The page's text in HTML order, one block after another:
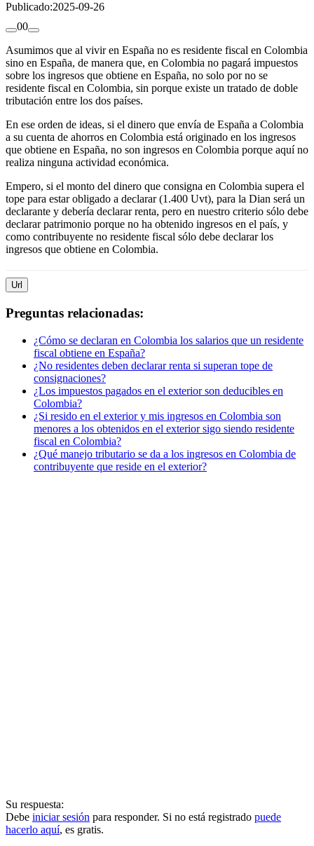
Publicado:2025-09-26
00
Asumimos que al vivir en España no es residente fiscal en Colombia
sino en España, de manera que, en Colombia no pagará impuestos
sobre los ingresos que obtiene en España, no solo por no se
residente fiscal en Colombia, sin porque existe un tratado de doble
tributación entre los dos países.
En ese orden de ideas, si el dinero que envía de España a Colombia
a su cuenta de ahorros en Colombia está originado en los ingresos
que obtiene en España, no son ingresos en Colombia porque aquí no
realiza ninguna actividad económica.
Empero, si el monto del dinero que consigna en Colombia supera el
tope para estar obligado a declarar (1.400 Uvt), para la Dian será un
declarante y debería declarar renta, pero en nuestro criterio sólo debe
declarar patrimonio porque no ha obtenido ingresos en el país, y
como contribuyente no residente fiscal sólo debe declarar los
ingresos que obtiene en Colombia.
Url
Preguntas relacionadas:
¿Cómo se declaran en Colombia los salarios que un residente
fiscal obtiene en España?
¿No residentes deben declarar renta si superan tope de
consignaciones?
¿Los impuestos pagados en el exterior son deducibles en
Colombia?
¿Si resido en el exterior y mis ingresos en Colombia son
menores a los obtenidos en el exterior sigo siendo residente
fiscal en Colombia?
¿Qué manejo tributario se da a los ingresos en Colombia de
contribuyente que reside en el exterior?
Su respuesta:
Debe iniciar sesión para responder. Si no está registrado puede
hacerlo aquí, es gratis.